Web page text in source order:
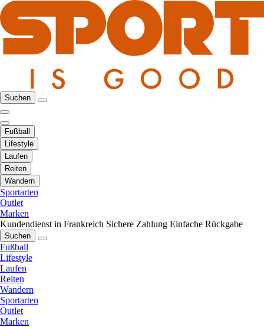
Suchen
Fußball
Lifestyle
Laufen
Reiten
Wandern
Sportarten
Outlet
Marken
Kundendienst in Frankreich Sichere Zahlung Einfache Rückgabe
Suchen
Fußball
Lifestyle
Laufen
Reiten
Wandern
Sportarten
Outlet
Marken